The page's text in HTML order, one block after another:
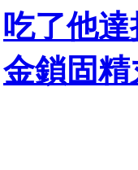
吃了他
金鎖固